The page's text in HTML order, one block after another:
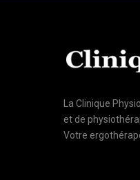
La Clinique
et de
Votre